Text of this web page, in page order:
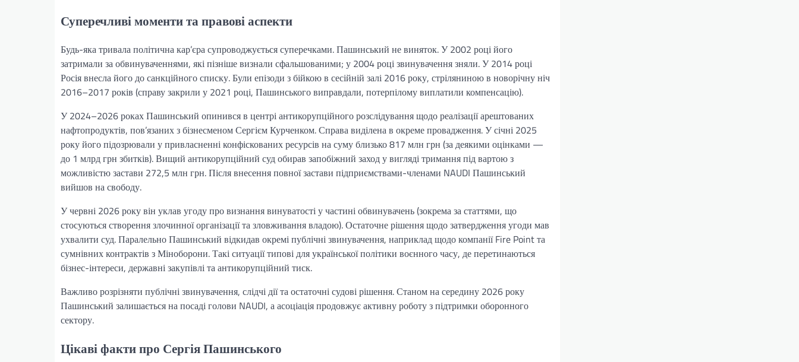
Суперечливі моменти та правові аспекти
Будь-яка тривала політична кар’єра супроводжується суперечками. Пашинський не виняток. У 2002 році його
затримали за обвинуваченнями, які пізніше визнали сфальшованими; у 2004 році звинувачення зняли. У 2014 році
Росія внесла його до санкційного списку. Були епізоди з бійкою в сесійній залі 2016 року, стріляниною в новорічну ніч
2016–2017 років (справу закрили у 2021 році, Пашинського виправдали, потерпілому виплатили компенсацію).
У 2024–2026 роках Пашинський опинився в центрі антикорупційного розслідування щодо реалізації арештованих
нафтопродуктів, пов’язаних з бізнесменом Сергієм Курченком. Справа виділена в окреме провадження. У січні 2025
року його підозрювали у привласненні конфіскованих ресурсів на суму близько 817 млн грн (за деякими оцінками —
до 1 млрд грн збитків). Вищий антикорупційний суд обирав запобіжний заход у вигляді тримання під вартою з
можливістю застави 272,5 млн грн. Після внесення повної застави підприємствами-членами NAUDI Пашинський
вийшов на свободу.
У червні 2026 року він уклав угоду про визнання винуватості у частині обвинувачень (зокрема за статтями, що
стосуються створення злочинної організації та зловживання владою). Остаточне рішення щодо затвердження угоди мав
ухвалити суд. Паралельно Пашинський відкидав окремі публічні звинувачення, наприклад щодо компанії Fire Point та
сумнівних контрактів з Міноборони. Такі ситуації типові для української політики воєнного часу, де перетинаються
бізнес-інтереси, державні закупівлі та антикорупційний тиск.
Важливо розрізняти публічні звинувачення, слідчі дії та остаточні судові рішення. Станом на середину 2026 року
Пашинський залишається на посаді голови NAUDI, а асоціація продовжує активну роботу з підтримки оборонного
сектору.
Цікаві факти про Сергія Пашинського